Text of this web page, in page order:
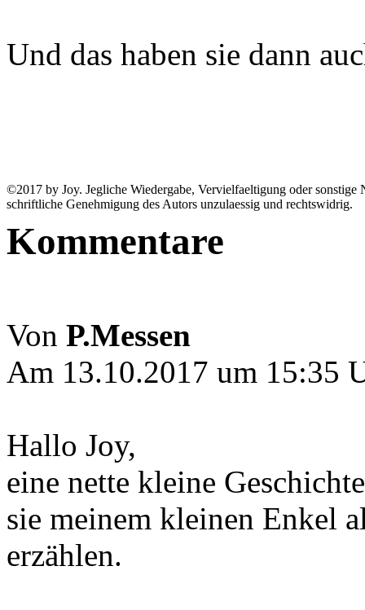
Und das haben sie dann
©2017 by Joy. Jegliche Wiedergabe, Vervielfaeltigung oder
schriftliche Genehmigung des Autors unzulaessig und rechtswidrig.
Kommentare
Von P.Messen
Am 13.10.2017 um 15:35
Hallo Joy,
eine nette kleine
sie meinem kleinen Enkel
erzählen.